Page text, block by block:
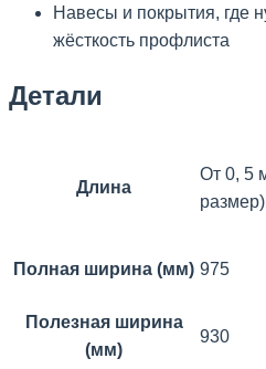
Навесы и покрытия, где
жёсткость профлиста
Детали
Длина
От 0, 5
размер)
Полная ширина (мм) 975
Полезная ширина
(мм)
930